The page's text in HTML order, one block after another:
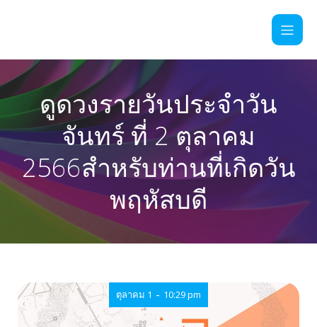
ดูดวงรายวันประจำวัน
จันทร์ ที่ 2 ตุลาคม
2566สำหรับท่านที่เกิดวัน
พฤหัสบดี
ตุลาคม 1 - 10:29 pm